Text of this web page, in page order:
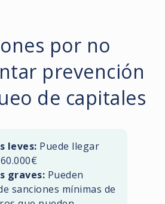
por no
prevención
de capitales
leves: Puede llegar
graves: Pueden
sanciones mínimas de